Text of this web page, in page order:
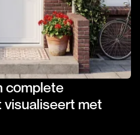
complete
met